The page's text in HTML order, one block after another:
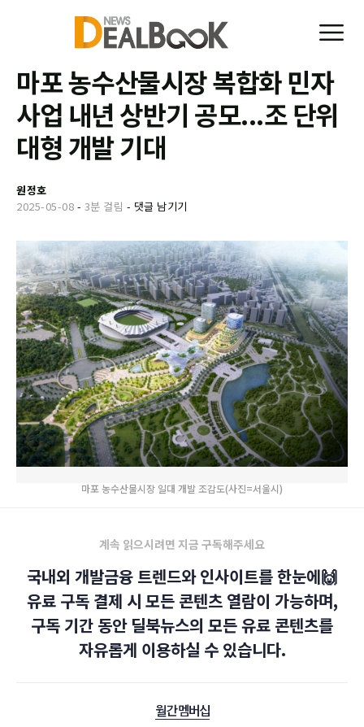
마포 농수산물시장 복합화 민자
사업 내년 상반기 공모...조 단위
대형 개발 기대
원정호
2025-05-08 - 3분 걸림 - 댓글 남기기
마포 농수산물시장 일대 개발 조감도(사진=서울시)
계속 읽으시려면 지금 구독해주세요
국내외 개발금융 트렌드와 인사이트를 한눈에🙌
유료 구독 결제 시 모든 콘텐츠 열람이 가능하며,
구독 기간 동안 딜북뉴스의 모든 유료 콘텐츠를
자유롭게 이용하실 수 있습니다.
월간 멤버십